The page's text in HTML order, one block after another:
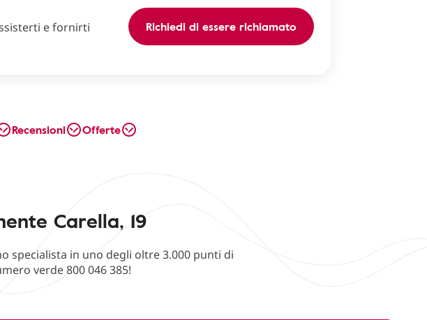
e fornirti
Richiedi di essere richiamato
Recensioni Offerte
Carella, 19
specialista in uno degli oltre 3.000 punti di
verde 800 046 385!